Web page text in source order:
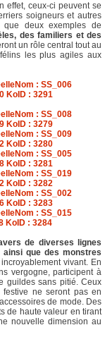
effet, ceux-ci peuvent se
soigneurs et autres
deux exemples de
des familiers et des
un rôle central tout au
les plus agiles aux
de diverses lignes
que des monstres
vivant. En
vergogne, participent à
guildes sans pitié. Ceux
ne seront pas en
de mode. Des
de haute valeur en tirant
nouvelle dimension au